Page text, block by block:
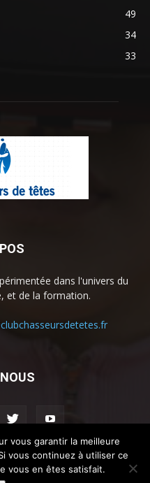
49
34
33
dans l'univers du
et de la formation.
Mentions légales
vous garantir la meilleure
vous continuez à utiliser ce
vous en êtes satisfait.